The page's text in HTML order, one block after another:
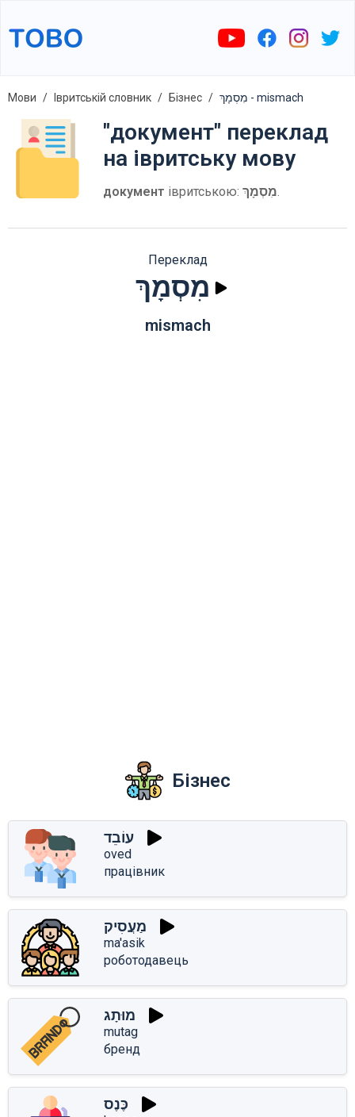
Мови Івритській словник Бізнес מִסְמָךְ - mismach
"документ" переклад
на івритську мову
документ івритською: מִסְמָךְ.
Переклад
מִסְמָךְ
mismach
Бізнес
עוֹבֵד
oved
працівник
מַעֲסִיק
ma'asik
роботодавець
מוּתָג
mutag
бренд
כֶּנֶס